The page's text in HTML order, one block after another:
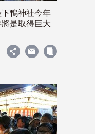
鴨神社今年
是取得巨大